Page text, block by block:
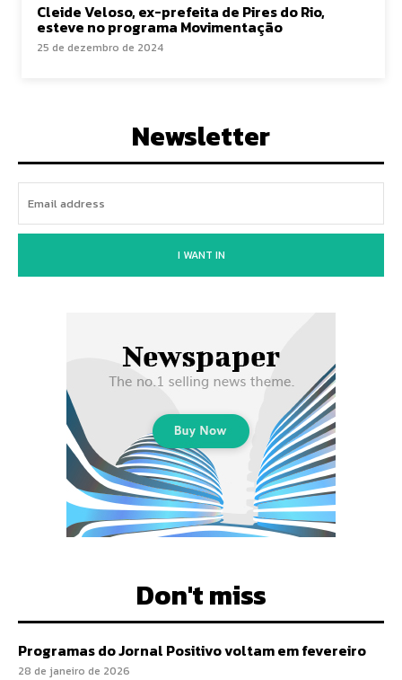
Cleide Veloso, ex-prefeita de Pires do Rio,
esteve no programa Movimentação
25 de dezembro de 2024
Newsletter
I WANT IN
Don't miss
Programas do Jornal Positivo voltam em fevereiro
28 de janeiro de 2026